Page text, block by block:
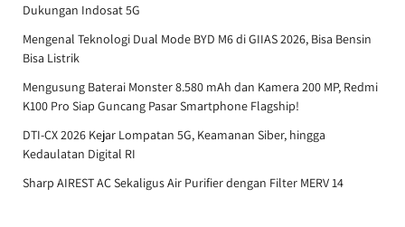
Dukungan Indosat 5G
Mengenal Teknologi Dual Mode BYD M6 di GIIAS 2026, Bisa Bensin
Bisa Listrik
Mengusung Baterai Monster 8.580 mAh dan Kamera 200 MP, Redmi
K100 Pro Siap Guncang Pasar Smartphone Flagship!
DTI-CX 2026 Kejar Lompatan 5G, Keamanan Siber, hingga
Kedaulatan Digital RI
Sharp AIREST AC Sekaligus Air Purifier dengan Filter MERV 14